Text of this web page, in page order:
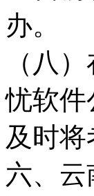
办。
（八
忧软件
及时
六、